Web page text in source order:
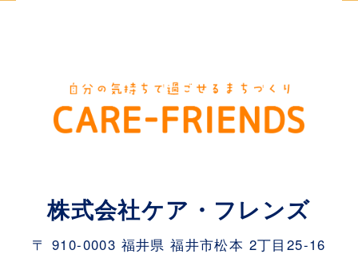
株式会社ケア・フレンズ
〒 910-0003 福井県 福井市松本 2丁目25-16